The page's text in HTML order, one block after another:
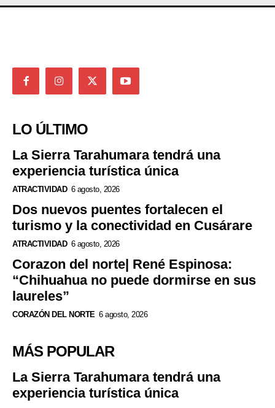
LO ÚLTIMO
La Sierra Tarahumara tendrá una
experiencia turística única
ATRACTIVIDAD 6 agosto, 2026
Dos nuevos puentes fortalecen el
turismo y la conectividad en Cusárare
ATRACTIVIDAD 6 agosto, 2026
Corazon del norte| René Espinosa:
“Chihuahua no puede dormirse en sus
laureles”
CORAZÓN DEL NORTE 6 agosto, 2026
MÁS POPULAR
La Sierra Tarahumara tendrá una
experiencia turística única